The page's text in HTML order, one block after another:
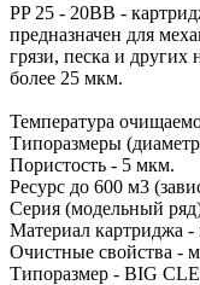
PP 25 - 20ВВ -
предназначен для
грязи, песка и
более 25 мкм.
Температура
Типоразмеры
Пористость - 5 мкм.
Ресурс до 600 м3
Серия (модельный
Материал картриджа
Очистные свойства -
Типоразмер - BIG